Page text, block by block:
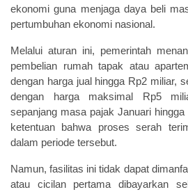
ekonomi guna menjaga daya beli
pertumbuhan ekonomi nasional.
Melalui aturan ini, pemerintah
pembelian rumah tapak atau
dengan harga jual hingga Rp2 miliar,
dengan harga maksimal Rp5
sepanjang masa pajak Januari
ketentuan bahwa proses serah
dalam periode tersebut.
Namun, fasilitas ini tidak dapat
atau cicilan pertama dibayarkan